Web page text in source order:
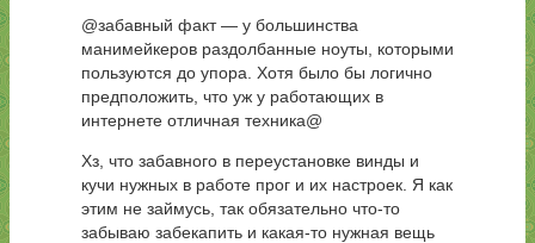
@забавный факт — у большинства
манимейкеров раздолбанные ноуты, которыми
пользуются до упора. Хотя было бы логично
предположить, что уж у работающих в
интернете отличная техника@
Хз, что забавного в переустановке винды и
кучи нужных в работе прог и их настроек. Я как
этим не займусь, так обязательно что-то
забываю забекапить и какая-то нужная вещь